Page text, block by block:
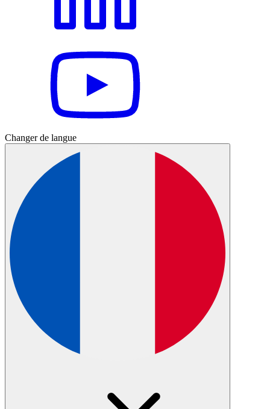
Changer de langue